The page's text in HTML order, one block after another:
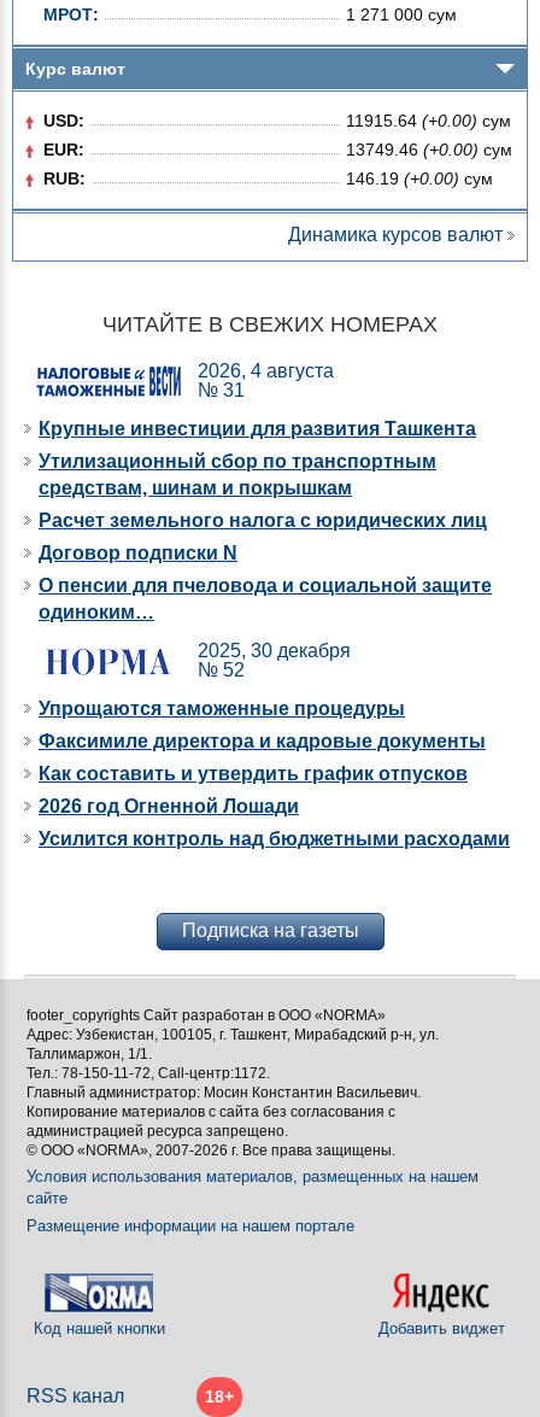
МРОТ: 1 271 000 сум
Курс валют
USD: 11915.64 (+0.00) сум
EUR:
13749.46 (+0.00) сум
RUB:
146.19 (+0.00) сум
Динамика курсов валют
ЧИТАЙТЕ В СВЕЖИХ НОМЕРАХ
2026, 4 августа
№ 31
Крупные инвестиции для развития Ташкента
Утилизационный сбор по транспортным
средствам, шинам и покрышкам
Расчет земельного налога с юридических лиц
Договор подписки N
О пенсии для пчеловода и социальной защите
одиноким…
2025, 30 декабря
№ 52
Упрощаются таможенные процедуры
Факсимиле директора и кадровые документы
Как составить и утвердить график отпусков
2026 год Огненной Лошади
Усилится контроль над бюджетными расходами
Подписка на газеты
footer_copyrights Сайт разработан в ООО «NORMA»
Адрес: Узбекистан, 100105, г. Ташкент, Мирабадский р-н, ул.
Таллимаржон, 1/1.
Тел.: 78-150-11-72, Call-центр:1172.
Главный администратор: Мосин Константин Васильевич.
Копирование материалов с сайта без согласования с
администрацией ресурса запрещено.
© ООО «NORMA», 2007-2026 г. Все права защищены.
Условия использования материалов, размещенных на нашем
сайте
Размещение информации на нашем портале
Код нашей кнопки Добавить виджет
RSS канал 18+